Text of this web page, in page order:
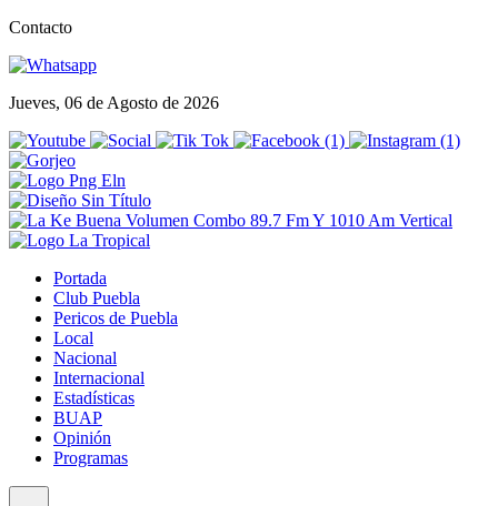
Contacto
Jueves, 06 de Agosto de 2026
Portada
Club Puebla
Pericos de Puebla
Local
Nacional
Internacional
Estadísticas
BUAP
Opinión
Programas